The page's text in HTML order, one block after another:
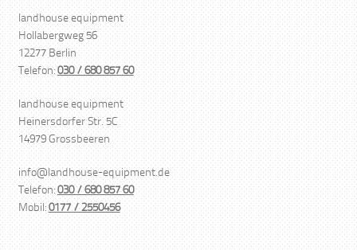
landhouse equipment
Hollabergweg 56
12277 Berlin
Telefon:030 / 680 857 60
landhouse equipment
Heinersdorfer Str. 5C
14979 Grossbeeren
info@landhouse-equipment.de
Telefon:030 / 680 857 60
Mobil:0177 / 2550456